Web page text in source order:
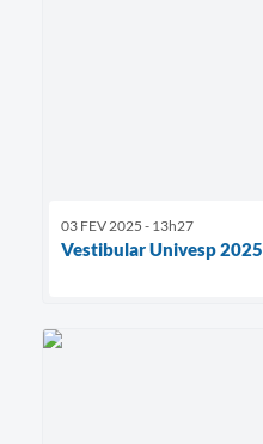
03 FEV 2025 - 13h27
Vestibular Univesp 2025